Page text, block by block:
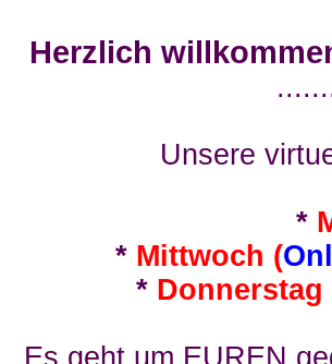
Herzlich
Unsere
*
* Mittwoch (
* Donnerstag
Es geht um EUREN